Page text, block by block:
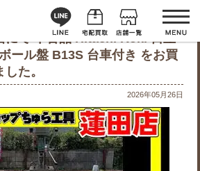
にて 中古品 Hitachi Koki 日立
ール盤 B13S 台車付き をお買
た。
2026年05月26日